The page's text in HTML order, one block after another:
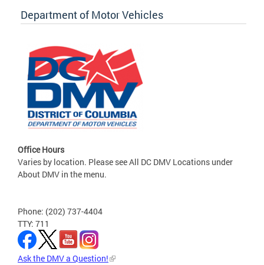
Department of Motor Vehicles
Office Hours
Varies by location. Please see All DC DMV Locations under
About DMV in the menu.
Phone: (202) 737-4404
TTY: 711
Ask the DMV a Question!